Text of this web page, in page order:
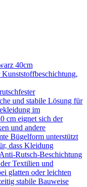
und stabile Lösung für
im
cm eignet sich der
und andere
Bügelform unterstützt
dass Kleidung
Rutsch-Beschichtung
Textilien und
glatten oder leichten
stabile Bauweise